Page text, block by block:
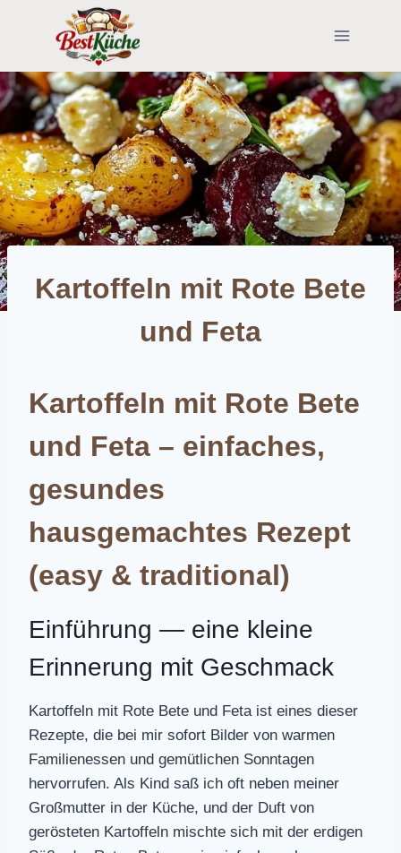
Kartoffeln mit Rote Bete
und Feta
Kartoffeln mit Rote Bete
und Feta – einfaches,
gesundes
hausgemachtes Rezept
(easy & traditional)
Einführung — eine kleine
Erinnerung mit Geschmack
Kartoffeln mit Rote Bete und Feta ist eines dieser
Rezepte, die bei mir sofort Bilder von warmen
Familienessen und gemütlichen Sonntagen
hervorrufen. Als Kind saß ich oft neben meiner
Großmutter in der Küche, und der Duft von
gerösteten Kartoffeln mischte sich mit der erdigen